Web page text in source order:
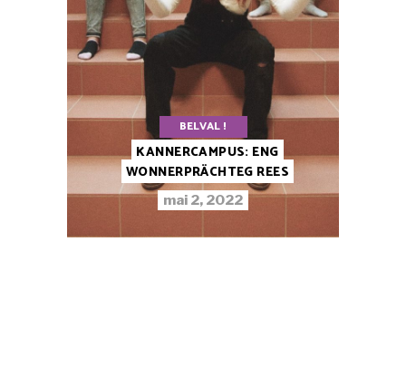
BELVAL !
KANNERCAMPUS: ENG
WONNERPRÄCHTEG REES
mai 2, 2022